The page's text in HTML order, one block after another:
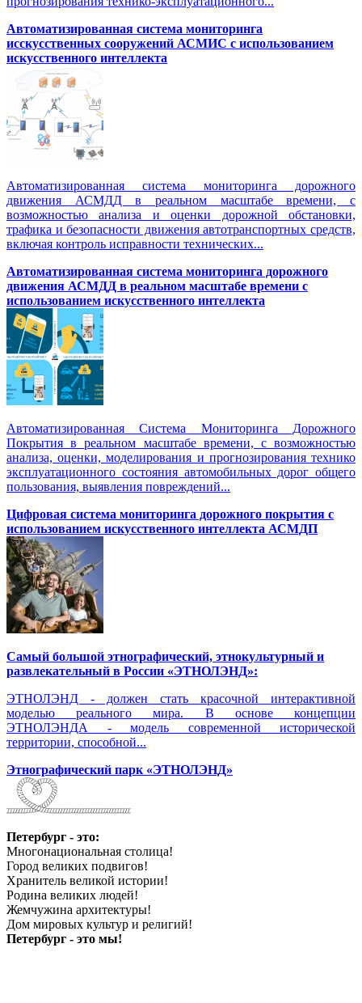
Автоматизированная система мониторинга
исскусственных сооружений АСМИС с использованием
искусственного интеллекта
Автоматизированная система мониторинга дорожного
движения АСМДД в реальном масштабе времени, с
возможностью анализа и оценки дорожной обстановки,
трафика и безопасности движения автотранспортных средств,
включая контроль исправности технических...
Автоматизированная cистема мониторинга дорожного
движения АСМДД в реальном масштабе времени с
использованием искусственного интеллекта
Автоматизированная Система Мониторинга Дорожного
Покрытия в реальном масштабе времени, с возможностью
анализа, оценки, моделирования и прогнозирования технико
эксплуатационного состояния автомобильных дорог общего
пользования, выявления повреждений...
Цифровая система мониторинга дорожного покрытия с
использованием искусственного интеллекта АСМДП
Самый большой этнографический, этнокультурный и
развлекательный в России «ЭТНОЛЭНД»:
ЭТНОЛЭНД - должен стать красочной интерактивной
моделью реального мира. В основе концепции
ЭТНОЛЭНДА - модель современной исторической
территории, способной...
Этнографический парк «ЭТНОЛЭНД»
Петербург - это:
Многонациональная столица!
Город великих подвигов!
Хранитель великой истории!
Родина великих людей!
Жемчужина архитектуры!
Дом мировых культур и религий!
Петербург - это мы!